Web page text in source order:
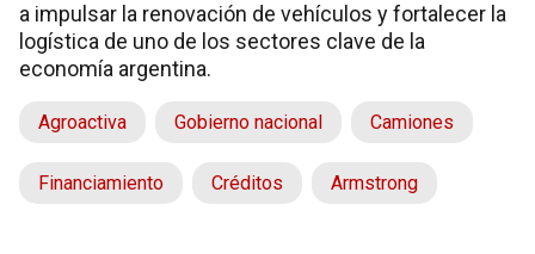
a impulsar la renovación de vehículos y fortalecer la
logística de uno de los sectores clave de la
economía argentina.
Agroactiva Gobierno nacional Camiones
Financiamiento Créditos Armstrong